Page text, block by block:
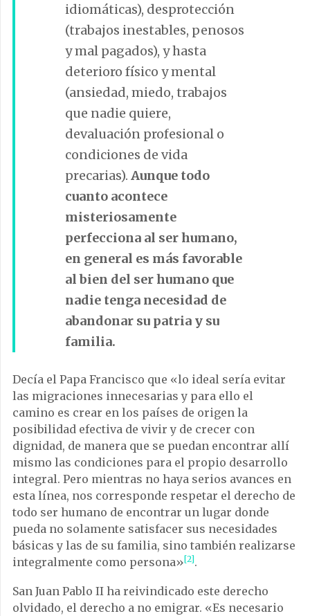
idiomáticas), desprotección
(trabajos inestables, penosos
y mal pagados), y hasta
deterioro físico y mental
(ansiedad, miedo, trabajos
que nadie quiere,
devaluación profesional o
condiciones de vida
precarias). Aunque todo
cuanto acontece
misteriosamente
perfecciona al ser humano,
en general es más favorable
al bien del ser humano que
nadie tenga necesidad de
abandonar su patria y su
familia.
Decía el Papa Francisco que «lo ideal sería evitar
las migraciones innecesarias y para ello el
camino es crear en los países de origen la
posibilidad efectiva de vivir y de crecer con
dignidad, de manera que se puedan encontrar allí
mismo las condiciones para el propio desarrollo
integral. Pero mientras no haya serios avances en
esta línea, nos corresponde respetar el derecho de
todo ser humano de encontrar un lugar donde
pueda no solamente satisfacer sus necesidades
básicas y las de su familia, sino también realizarse
integralmente como persona»[2].
San Juan Pablo II ha reivindicado este derecho
olvidado, el derecho a no emigrar. «Es necesario